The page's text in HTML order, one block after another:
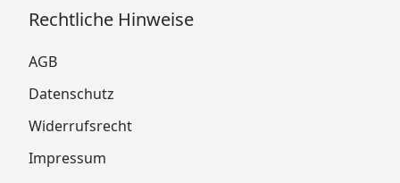
Rechtliche Hinweise
AGB
Datenschutz
Widerrufsrecht
Impressum